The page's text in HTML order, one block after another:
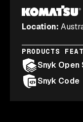
Location:
PRODUCTS
Snyk Open
Snyk Code